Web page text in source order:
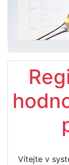
Vítejte v